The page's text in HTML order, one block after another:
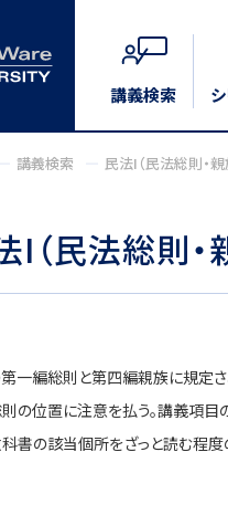
講義検索
講義検索 民法I（民法総則・親
I（民法総則・
一編総則と第四編親族に規定
の位置に注意を払う。講義項目
書の該当個所をざっと読む程度